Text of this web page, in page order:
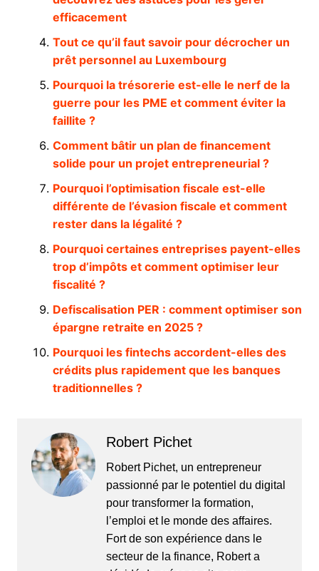
efficacement
Tout ce qu’il faut savoir pour décrocher un
prêt personnel au Luxembourg
Pourquoi la trésorerie est-elle le nerf de la
guerre pour les PME et comment éviter la
faillite ?
Comment bâtir un plan de financement
solide pour un projet entrepreneurial ?
Pourquoi l’optimisation fiscale est-elle
différente de l’évasion fiscale et comment
rester dans la légalité ?
Pourquoi certaines entreprises payent-elles
trop d’impôts et comment optimiser leur
fiscalité ?
Defiscalisation PER : comment optimiser son
épargne retraite en 2025 ?
Pourquoi les fintechs accordent-elles des
crédits plus rapidement que les banques
traditionnelles ?
Robert Pichet
Robert Pichet, un entrepreneur
passionné par le potentiel du digital
pour transformer la formation,
l’emploi et le monde des affaires.
Fort de son expérience dans le
secteur de la finance, Robert a